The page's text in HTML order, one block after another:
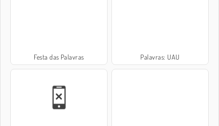
Festa das Palavras Palavras: UAU